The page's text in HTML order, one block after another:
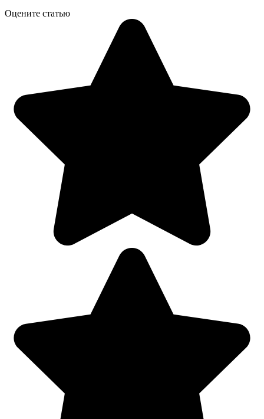
Оцените статью